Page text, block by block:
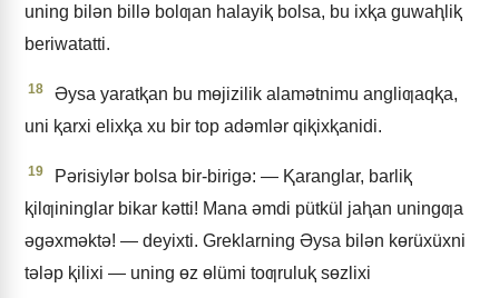
uning bilǝn billǝ bolƣan halayiⱪ bolsa, bu ixⱪa guwaⱨliⱪ
beriwatatti.
18
Əysa yaratⱪan bu mɵjizilik alamǝtnimu angliƣaqⱪa,
uni ⱪarxi elixⱪa xu bir top adǝmlǝr qiⱪixⱪanidi.
19
Pǝrisiylǝr bolsa bir-birigǝ: — Ⱪaranglar, barliⱪ
ⱪilƣininglar bikar kǝtti! Mana ǝmdi pütkül jaⱨan uningƣa
ǝgǝxmǝktǝ! — deyixti. Greklarning Əysa bilǝn kɵrüxüxni
tǝlǝp ⱪilixi — uning ɵz ɵlümi toƣruluⱪ sɵzlixi